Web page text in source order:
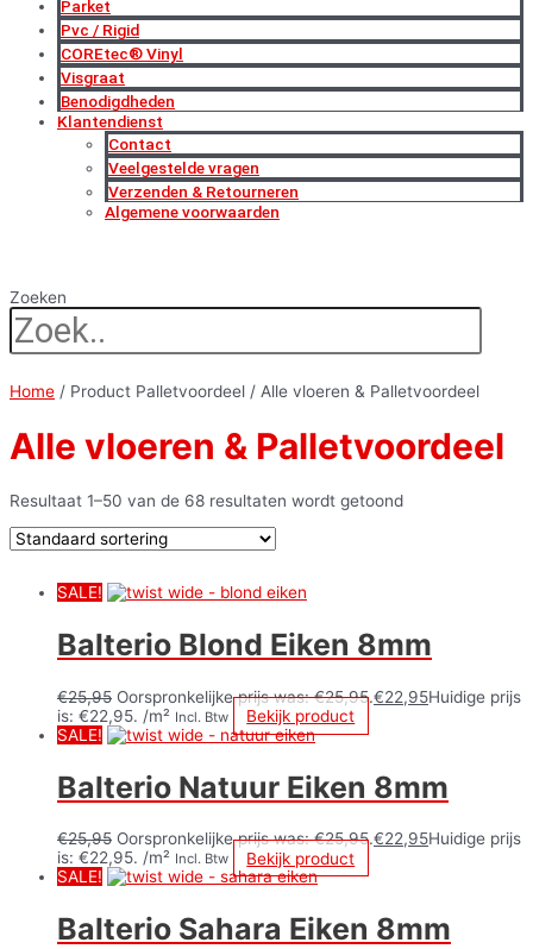
Parket
Pvc / Rigid
COREtec® Vinyl
Visgraat
Benodigdheden
Klantendienst
Contact
Veelgestelde vragen
Verzenden & Retourneren
Algemene voorwaarden
Zoeken
Home / Product Palletvoordeel / Alle vloeren & Palletvoordeel
Alle vloeren & Palletvoordeel
Resultaat 1–50 van de 68 resultaten wordt getoond
SALE!
Balterio Blond Eiken 8mm
€25,95 Oorspronkelijke prijs was: €25,95.€22,95Huidige prijs
is: €22,95. /m² Incl. Btw
Bekijk product
SALE!
Balterio Natuur Eiken 8mm
€25,95 Oorspronkelijke prijs was: €25,95.€22,95Huidige prijs
is: €22,95. /m² Incl. Btw
Bekijk product
SALE!
Balterio Sahara Eiken 8mm